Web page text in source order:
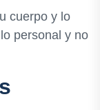
cuerpo y lo
personal y no